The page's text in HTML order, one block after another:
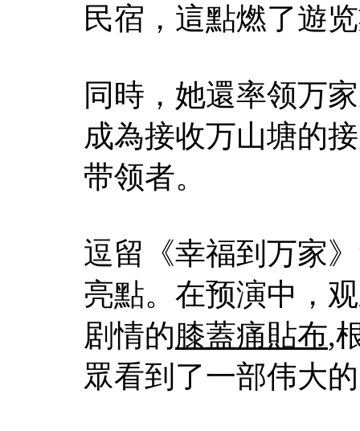
民宿，這點燃了遊
同時，她還率领万
成為接收万山塘的
带领者。
逗留《幸福到万家
亮點。在预演中，
剧情的膝蓋痛貼布,
眾看到了一部伟大